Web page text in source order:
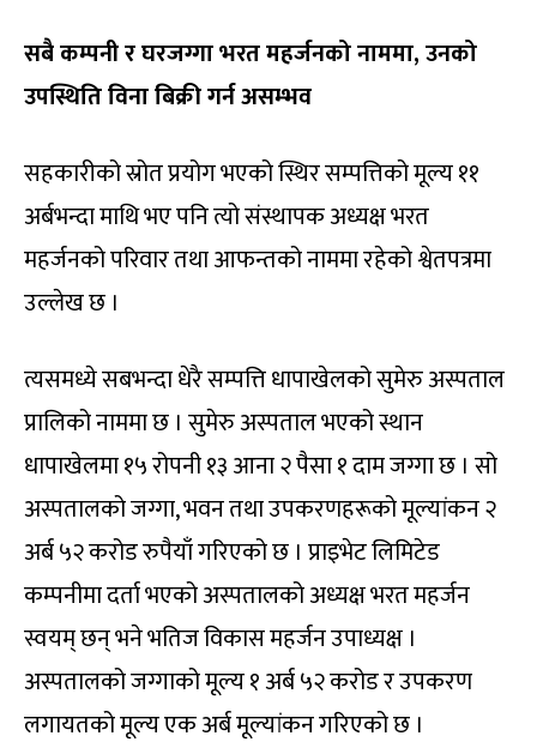
सबै कम्पनी र घरजग्गा भरत महर्जनको नाममा, उनको
उपस्थिति विना बिक्री गर्न असम्भव
सहकारीको स्रोत प्रयोग भएको स्थिर सम्पत्तिको मूल्य ११
अर्बभन्दा माथि भए पनि त्यो संस्थापक अध्यक्ष भरत
महर्जनको परिवार तथा आफन्तको नाममा रहेको श्वेतपत्रमा
उल्लेख छ ।
त्यसमध्ये सबभन्दा धेरै सम्पत्ति धापाखेलको सुमेरु अस्पताल
प्रालिको नाममा छ । सुमेरु अस्पताल भएको स्थान
धापाखेलमा १५ रोपनी १३ आना २ पैसा १ दाम जग्गा छ । सो
अस्पतालको जग्गा, भवन तथा उपकरणहरूको मूल्यांकन २
अर्ब ५२ करोड रुपैयाँ गरिएको छ । प्राइभेट लिमिटेड
कम्पनीमा दर्ता भएको अस्पतालको अध्यक्ष भरत महर्जन
स्वयम् छन् भने भतिज विकास महर्जन उपाध्यक्ष ।
अस्पतालको जग्गाको मूल्य १ अर्ब ५२ करोड र उपकरण
लगायतको मूल्य एक अर्ब मूल्यांकन गरिएको छ ।